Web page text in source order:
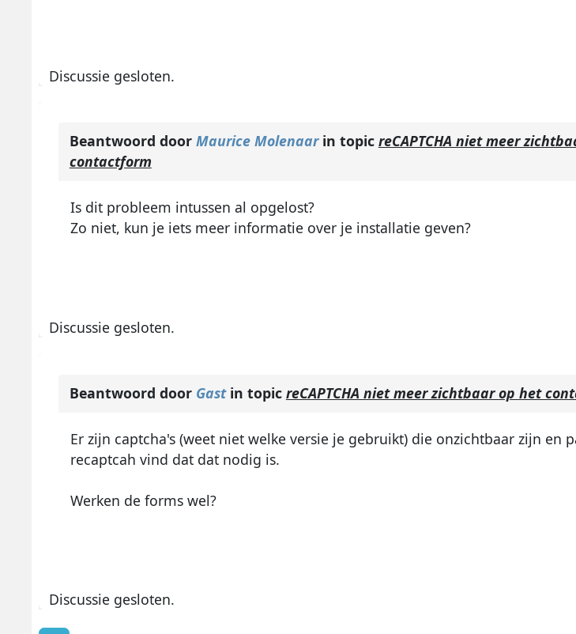
Discussie gesloten.
Beantwoord door Maurice Molenaarin topic reCAPTCHA niet meer
contactform
Is dit probleem intussen al opgelost?
Zo niet, kun je iets meer informatie over je installatie geven?
Discussie gesloten.
Beantwoord door Gastin topic reCAPTCHA niet meer zichtbaar op het
Er zijn captcha's (weet niet welke versie je gebruikt) die onzichtbaar zijn en
recaptcah vind dat dat nodig is.
Werken de forms wel?
Discussie gesloten.